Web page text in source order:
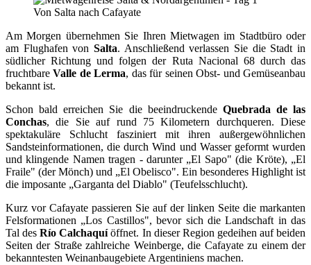
Am Morgen übernehmen Sie Ihren Mietwagen im Stadtbüro oder
am Flughafen von Salta. Anschließend verlassen Sie die Stadt in
südlicher Richtung und folgen der Ruta Nacional 68 durch das
fruchtbareValle de Lerma, das für seinen Obst- und Gemüseanbau
bekannt ist.
Schon bald erreichen Sie die beeindruckende Quebrada de las
Conchas, die Sie auf rund 75 Kilometern durchqueren. Diese
spektakuläre Schlucht fasziniert mit ihren außergewöhnlichen
Sandsteinformationen, die durch Wind und Wasser geformt wurden
und klingende Namen tragen - darunter „El Sapo" (die Kröte), „El
Fraile" (der Mönch) und „El Obelisco". Ein besonderes Highlight ist
die imposante „Garganta del Diablo" (Teufelsschlucht).
Kurz vor Cafayate passieren Sie auf der linken Seite die markanten
Felsformationen „Los Castillos", bevor sich die Landschaft in das
Tal desRío Calchaquíöffnet. In dieser Region gedeihen auf beiden
Seiten der Straße zahlreiche Weinberge, die Cafayate zu einem der
bekanntesten Weinanbaugebiete Argentiniens machen.